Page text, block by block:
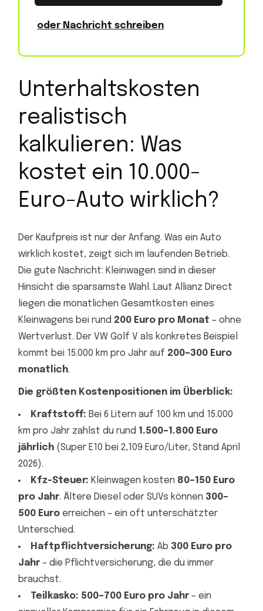
oder Nachricht schreiben
Unterhaltskosten
realistisch
kalkulieren: Was
kostet ein 10.000-
Euro-Auto wirklich?
Der Kaufpreis ist nur der Anfang. Was ein Auto
wirklich kostet, zeigt sich im laufenden Betrieb.
Die gute Nachricht: Kleinwagen sind in dieser
Hinsicht die sparsamste Wahl. Laut Allianz Direct
liegen die monatlichen Gesamtkosten eines
Kleinwagens bei rund 200 Euro pro Monat – ohne
Wertverlust. Der VW Golf V als konkretes Beispiel
kommt bei 15.000 km pro Jahr auf 200–300 Euro
monatlich.
Die größten Kostenpositionen im Überblick:
Kraftstoff: Bei 6 Litern auf 100 km und 15.000
km pro Jahr zahlst du rund 1.500–1.800 Euro
jährlich (Super E10 bei 2,109 Euro/Liter, Stand April
2026).
Kfz-Steuer: Kleinwagen kosten 80–150 Euro
pro Jahr. Ältere Diesel oder SUVs können 300–
500 Euro erreichen – ein oft unterschätzter
Unterschied.
Haftpflichtversicherung: Ab 300 Euro pro
Jahr – die Pflichtversicherung, die du immer
brauchst.
Teilkasko: 500–700 Euro pro Jahr – ein